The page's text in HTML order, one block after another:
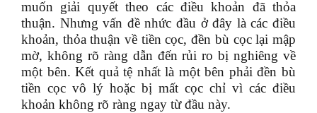
muốn giải quyết theo các điều khoản đã thỏa
thuận. Nhưng vấn đề nhức đầu ở đây là các điều
khoản, thỏa thuận về tiền cọc, đền bù cọc lại mập
mờ, không rõ ràng dẫn đến rủi ro bị nghiêng về
một bên. Kết quả tệ nhất là một bên phải đền bù
tiền cọc vô lý hoặc bị mất cọc chỉ vì các điều
khoản không rõ ràng ngay từ đầu này.